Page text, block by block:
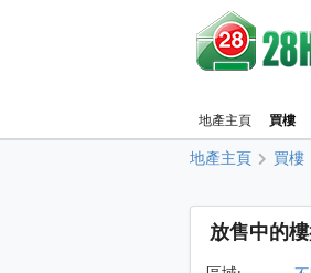
地產主頁 買樓
地產主頁 買樓
放售中的